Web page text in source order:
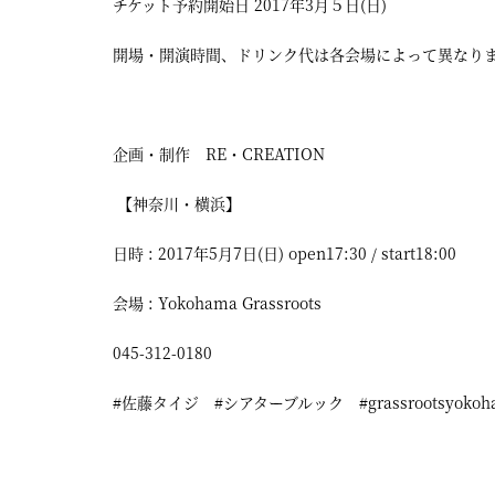
チケット予約開始日 2017年3月５日(日)
開場・開演時間、ドリンク代は各会場によって異なりま
企画・制作 RE・CREATION
【神奈川・横浜】
日時 : 2017年5月7日(日) open17:30 / start18:00
会場 : Yokohama Grassroots
045-312-0180
#佐藤タイジ #シアターブルック